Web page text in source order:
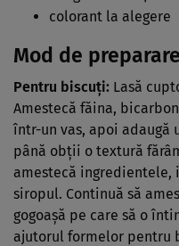
colorant la alegere
Mod de
Pentru biscuţi: Lasă
Amestecă făina,
într-un vas, apoi adaugă
până obţii o textură
amestecă ingredientele,
siropul. Continuă să
gogoaşă pe care să o
ajutorul formelor pentru